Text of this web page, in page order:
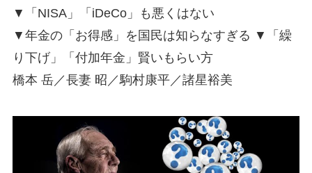
▼「NISA」「iDeCo」も悪くはない
▼年金の「お得感」を国民は知らなすぎる ​▼「繰
り下げ」「付加年金」賢いもらい方
橋本 岳／長妻 昭／駒村康平／諸星裕美